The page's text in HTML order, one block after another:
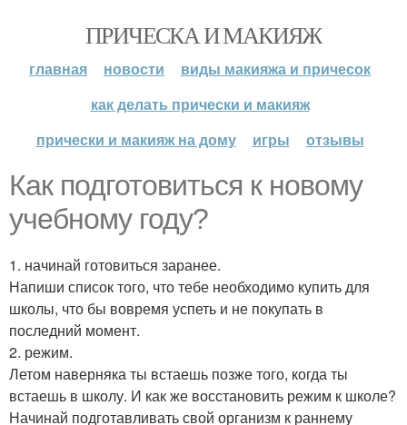
ПРИЧЕСКА И МАКИЯЖ
главная новости
виды макияжа и причесок
как делать прически и макияж
прически и макияж на дому
игры отзывы
Как подготовиться к новому
учебному году?
1. начинай готовиться заранее.
Напиши список того, что тебе необходимо купить для
школы, что бы вовремя успеть и не покупать в
последний момент.
2. режим.
Летом наверняка ты встаешь позже того, когда ты
встаешь в школу. И как же восстановить режим к школе?
Начинай подготавливать свой организм к раннему